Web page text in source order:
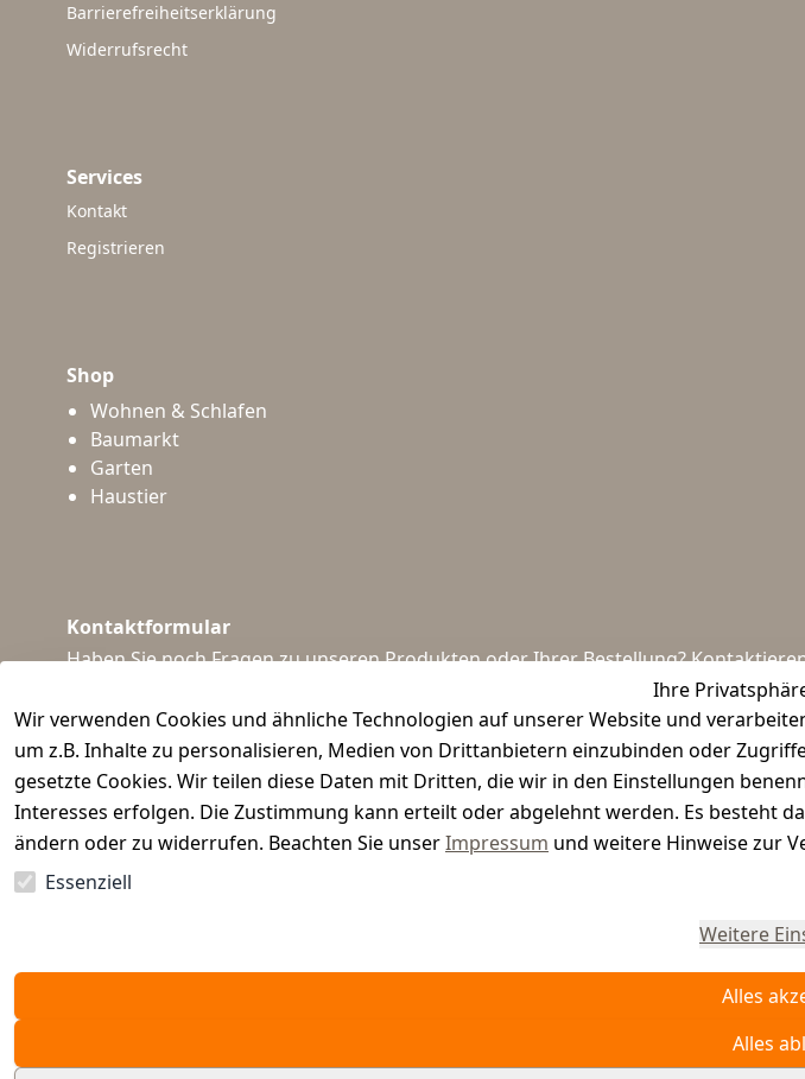
Ihre
Wir verwenden Cookies und ähnliche Technologien auf unserer Website und
um z.B. Inhalte zu personalisieren, Medien von Drittanbietern einzubinden oder
gesetzte Cookies. Wir teilen diese Daten mit Dritten, die wir in den Einstellungen
Interesses erfolgen. Die Zustimmung kann erteilt oder abgelehnt werden. Es besteht
ändern oder zu widerrufen. Beachten Sie unserImpressum und weitere Hinweise zur
Essenziell
Weitere
Alles
Alles
Barrierefreiheitserklärung
Widerrufsrecht
Services
Kontakt
Registrieren
Shop
Wohnen & Schlafen
Baumarkt
Garten
Haustier
Kontaktformular
Haben Sie noch Fragen zu unseren Produkten oder Ihrer Bestellung?
support@waidmeister.de